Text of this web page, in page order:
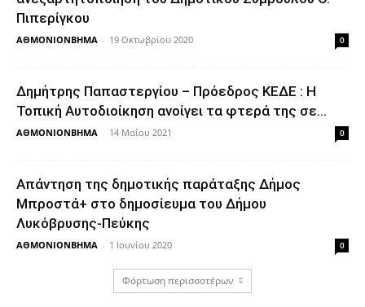
Πιπερίγκου
ΑΘΜΟΝΙΟΝΒΗΜΑ - 19 Οκτωβρίου 2020 0
Δημήτρης Παπαστεργίου – Πρόεδρος ΚΕΔΕ : Η
Τοπική Αυτοδιοίκηση ανοίγει τα φτερά της σε...
ΑΘΜΟΝΙΟΝΒΗΜΑ - 14 Μαΐου 2021 0
Απάντηση της δημοτικής παράταξης Δήμος
Μπροστά+ στο δημοσίευμα του Δήμου
Λυκόβρυσης-Πεύκης
ΑΘΜΟΝΙΟΝΒΗΜΑ - 1 Ιουνίου 2020 0
Φόρτωση περισσοτέρων